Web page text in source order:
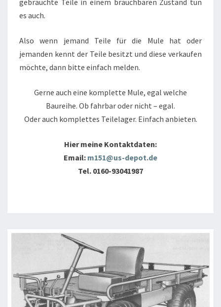
gebrauchte Teile in einem brauchbaren Zustand tun
es auch.
Also wenn jemand Teile für die Mule hat oder
jemanden kennt der Teile besitzt und diese verkaufen
möchte, dann bitte einfach melden.
Gerne auch eine komplette Mule, egal welche
Baureihe. Ob fahrbar oder nicht – egal.
Oder auch komplettes Teilelager. Einfach anbieten.
Hier meine Kontaktdaten:
Email: m151@us-depot.de
Tel. 0160-93041987